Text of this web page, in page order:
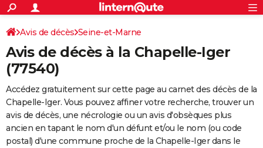
ACTUALITÉS
Politique
Société
Faits Divers
Education
Monde
Villes
+
SPORT
Coupe du monde 2026
Football
Tennis
Cyclisme
Rugby
Forum
FINANCE
Retraite
Impôts
Epargne
Immobilier
Risques naturels par ville
Banque
Assurance
Crédit
AUTO
Essais
Réserver un essai
Citadines
Berlines
SUV
Forum auto
+
HIGH-TECH
S'inscrire
Connexion
Avis de décès Seine-et-Marne
Avis de décès à la Chapelle-Iger
(77540)
Accédez gratuitement sur cette page au carnet des décès de la
Chapelle-Iger. Vous pouvez affiner votre recherche, trouver un
avis de décès, une nécrologie ou un avis d'obsèques plus
ancien en tapant le nom d'un défunt et/ou le nom (ou code
postal) d'une commune proche de la Chapelle-Iger dans le